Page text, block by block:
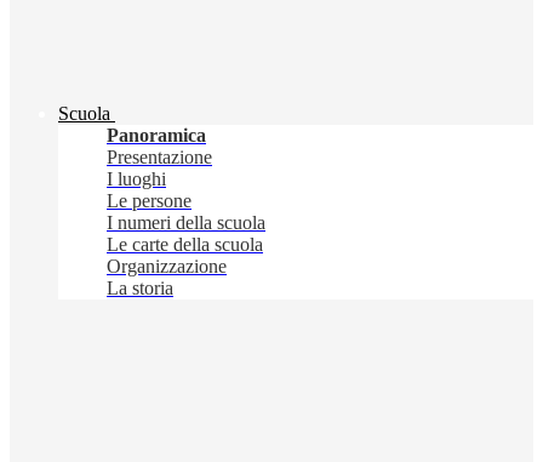
Scuola
Panoramica
Presentazione
I luoghi
Le persone
I numeri della scuola
Le carte della scuola
Organizzazione
La storia